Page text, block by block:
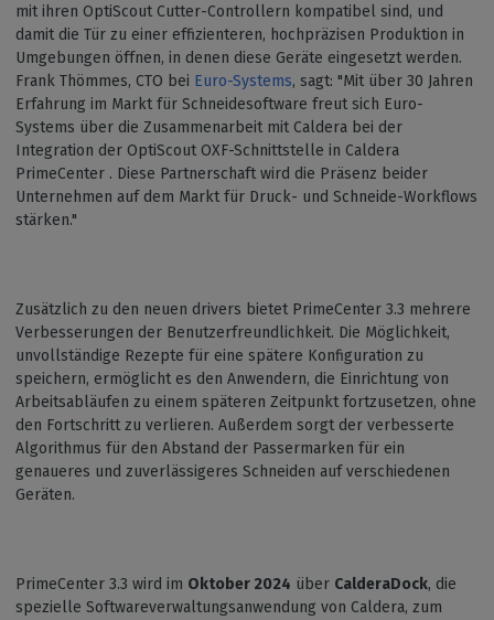
mit ihren OptiScout Cutter-Controllern kompatibel sind, und
damit die Tür zu einer effizienteren, hochpräzisen Produktion in
Umgebungen öffnen, in denen diese Geräte eingesetzt werden.
Frank Thömmes, CTO bei Euro-Systems, sagt: "Mit über 30 Jahren
Erfahrung im Markt für Schneidesoftware freut sich Euro-
Systems über die Zusammenarbeit mit Caldera bei der
Integration der OptiScout OXF-Schnittstelle in Caldera
PrimeCenter . Diese Partnerschaft wird die Präsenz beider
Unternehmen auf dem Markt für Druck- und Schneide-Workflows
stärken."
Zusätzlich zu den neuen drivers bietet PrimeCenter 3.3 mehrere
Verbesserungen der Benutzerfreundlichkeit. Die Möglichkeit,
unvollständige Rezepte für eine spätere Konfiguration zu
speichern, ermöglicht es den Anwendern, die Einrichtung von
Arbeitsabläufen zu einem späteren Zeitpunkt fortzusetzen, ohne
den Fortschritt zu verlieren. Außerdem sorgt der verbesserte
Algorithmus für den Abstand der Passermarken für ein
genaueres und zuverlässigeres Schneiden auf verschiedenen
Geräten.
PrimeCenter 3.3 wird im Oktober 2024 über CalderaDock, die
spezielle Softwareverwaltungsanwendung von Caldera, zum